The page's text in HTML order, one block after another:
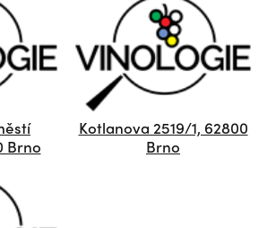
Brno
Kotlanova 2519/1, 62800
Brno